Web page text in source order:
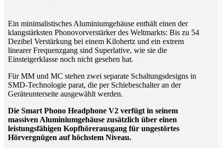
Ein minimalistisches Aluminiumgehäuse enthält einen der
klangstärksten Phonovorverstärker des Weltmarkts: Bis zu 54
Dezibel Verstärkung bei einem Kilohertz und ein extrem
linearer Frequenzgang sind Superlative, wie sie die
Einsteigerklasse noch nicht gesehen hat.
Für MM und MC stehen zwei separate Schaltungsdesigns in
SMD-Technologie parat, die per Schiebeschalter an der
Geräteunterseite ausgewählt werden.
Die Smart Phono Headphone V2 verfügt in seinem
massiven Aluminiumgehäuse zusätzlich über einen
leistungsfähigen Kopfhörerausgang für ungestörtes
Hörvergnügen auf höchstem Niveau.